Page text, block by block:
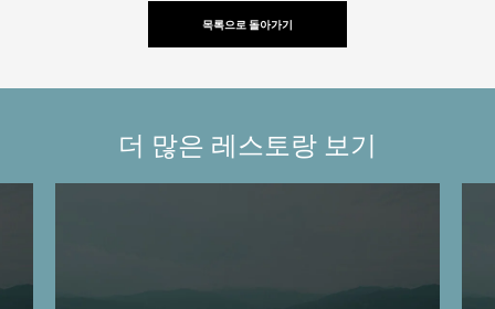
목록으로 돌아가기
더 많은 레스토랑 보기